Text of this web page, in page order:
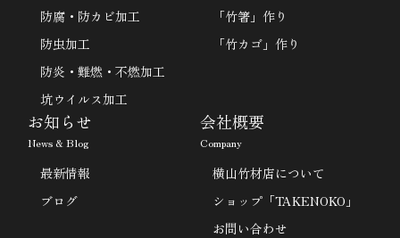
防腐・防カビ加工
防虫加工
防炎・難燃・不燃加工
坑ウイルス加工
「竹箸」作り
「竹カゴ」作り
お知らせ
News & Blog
最新情報
ブログ
会社概要
Company
横山竹材店について
ショップ「TAKENOKO」
お問い合わせ